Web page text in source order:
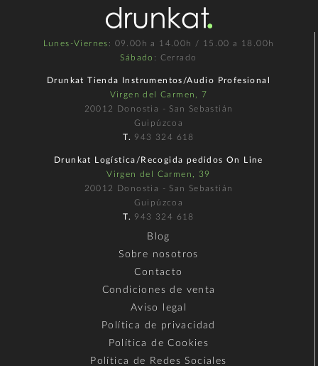
Lunes-Viernes : 09.00h a 14.00h / 15.00 a 18.00h
Sábado : Cerrado
Drunkat Tienda Instrumentos/Audio Profesional
Virgen del Carmen, 7
20012 Donostia - San Sebastián
Guipúzcoa
T. 943 324 618
Drunkat Logística/Recogida pedidos On Line
Virgen del Carmen, 39
20012 Donostia - San Sebastián
Guipúzcoa
T. 943 324 618
Blog
Sobre nosotros
Contacto
Condiciones de venta
Aviso legal
Política de privacidad
Política de Cookies
Política de Redes Sociales